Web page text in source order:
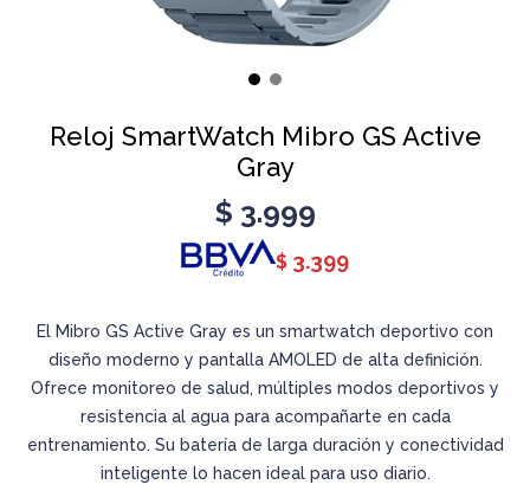
Reloj SmartWatch Mibro GS Active
Gray
$ 3.999
$ 3.399
El Mibro GS Active Gray es un smartwatch deportivo con
diseño moderno y pantalla AMOLED de alta definición.
Ofrece monitoreo de salud, múltiples modos deportivos y
resistencia al agua para acompañarte en cada
entrenamiento. Su batería de larga duración y conectividad
inteligente lo hacen ideal para uso diario.